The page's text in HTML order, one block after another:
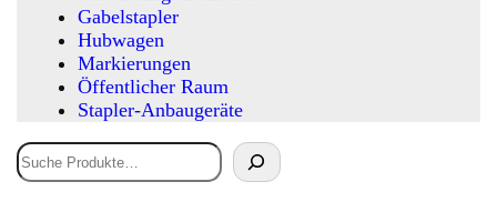
Gabelstapler
Hubwagen
Markierungen
Öffentlicher Raum
Stapler-Anbaugeräte
Suchen